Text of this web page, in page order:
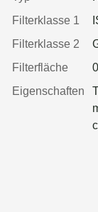
Filterklasse 1
Filterklasse 2
Filterfläche
Eigenschaften